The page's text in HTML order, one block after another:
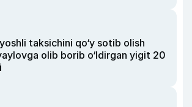
taksichini qo‘y sotib olish
olib borib o‘ldirgan yigit 20